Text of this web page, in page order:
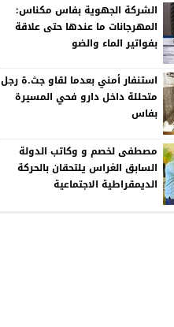
الشركة الجهوية بفاس مكناس:
المهرجانات ما عندها حتى علاقة
بفواتير الماء والضو
استنفار أمني بعدما لقاو جث.ة رجل
متحللة داخل دارو فحي المسيرة
بفاس
مصطفى لخصم و وكاتب الدولة
السابق الغراس يلتحقان بالحركة
الديمقراطية الاجتماعية